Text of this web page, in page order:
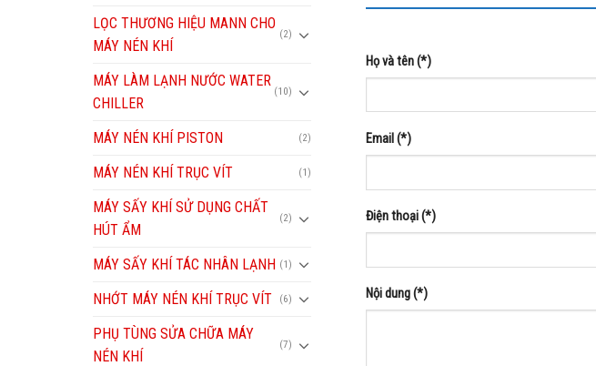
Họ và tên (*)
Email (*)
Điện thoại (*)
Nội dung (*)
LỌC THƯƠNG HIỆU MANN CHO
MÁY NÉN KHÍ
(2)
MÁY LÀM LẠNH NƯỚC WATER
CHILLER
(10)
MÁY NÉN KHÍ PISTON (2)
MÁY NÉN KHÍ TRỤC VÍT (1)
MÁY SẤY KHÍ SỬ DỤNG CHẤT
HÚT ẨM
(2)
MÁY SẤY KHÍ TÁC NHÂN LẠNH (1)
NHỚT MÁY NÉN KHÍ TRỤC VÍT (6)
PHỤ TÙNG SỬA CHỮA MÁY
NÉN KHÍ
(7)